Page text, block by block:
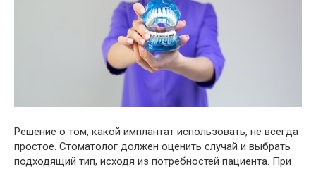
Решение о том, какой имплантат использовать, не всегда
простое. Стоматолог должен оценить случай и выбрать
подходящий тип, исходя из потребностей пациента. При